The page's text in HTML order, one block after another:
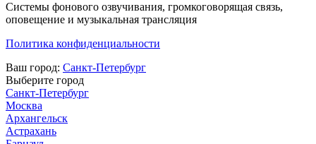
Системы фонового озвучивания, громкоговорящая связь,
оповещение и музыкальная трансляция
Политика конфиденциальности
Ваш город: Санкт-Петербург
Выберите город
Санкт-Петербург
Москва
Архангельск
Астрахань